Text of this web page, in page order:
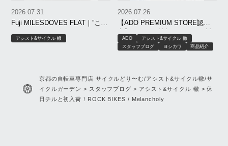
Fuji MILESDOVES FLAT｜”こう
形になった。FEATHER CX
2026.07.31
アシスト&サイクル 轍
【ADO PREMIUM STORE認
定】8月SALE情報＆AIR ONE試
乗開始！
2026.07.26
ADO
アシスト&サイクル 轍
スタッフブログ
ヨシカワ 商品紹介
京都の自転車専門店 サイクルどり〜む/アシスト&サイクル轍/サ
イクルガーデン > スタッフブログ > アシスト&サイクル 轍 >休
日チルと初入荷！ROCK BIKES / Melancholy